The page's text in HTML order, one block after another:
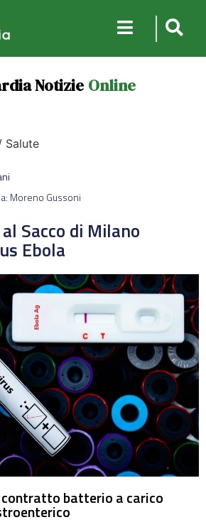
Notizie Online
Salute
Moreno Gussoni
Sacco di Milano
Ebola
batterio a carico